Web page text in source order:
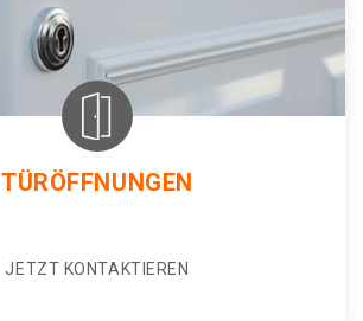
TÜRÖFFNUNGEN
JETZT KONTAKTIEREN